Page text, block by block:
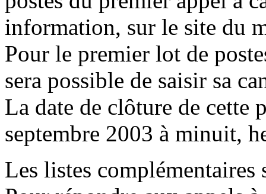
information, sur le site du
Pour le premier lot de
sera possible de saisir sa
La date de clôture de cette
septembre 2003 à minuit,
Les listes